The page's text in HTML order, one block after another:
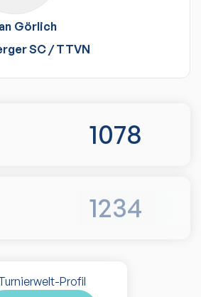
Görlich
SC /TTVN
1078
1234
Profil